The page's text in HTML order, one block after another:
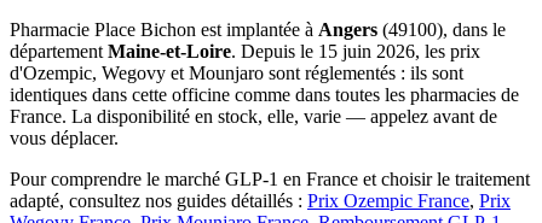
Pharmacie Place Bichon est implantée à Angers (49100), dans le
département Maine-et-Loire. Depuis le 15 juin 2026, les prix
d'Ozempic, Wegovy et Mounjaro sont réglementés : ils sont
identiques dans cette officine comme dans toutes les pharmacies de
France. La disponibilité en stock, elle, varie — appelez avant de
vous déplacer.
Pour comprendre le marché GLP-1 en France et choisir le traitement
adapté, consultez nos guides détaillés : Prix Ozempic France, Prix